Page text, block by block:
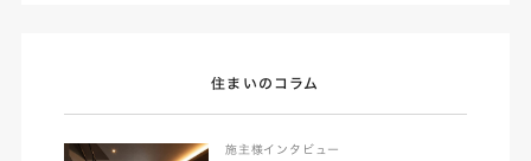
住まいのコラム
施主様インタビュー